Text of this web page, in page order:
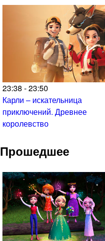
23:38 - 23:50
Карли – искательница
приключений. Древнее
королевство
Прошедшее